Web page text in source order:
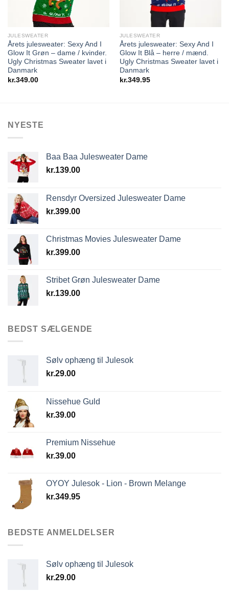
JULESWEATER
Årets julesweater: Sexy And I
Glow It Grøn – dame / kvinder.
Ugly Christmas Sweater lavet i
Danmark
kr.349.00
JULESWEATER
Årets julesweater: Sexy And I
Glow It Blå – herre / mænd.
Ugly Christmas Sweater lavet i
Danmark
kr.349.95
NYESTE
Baa Baa Julesweater Dame
kr.139.00
Rensdyr Oversized Julesweater Dame
kr.399.00
Christmas Movies Julesweater Dame
kr.399.00
Stribet Grøn Julesweater Dame
kr.139.00
BEDST SÆLGENDE
Sølv ophæng til Julesok
kr.29.00
Nissehue Guld
kr.39.00
Premium Nissehue
kr.39.00
OYOY Julesok - Lion - Brown Melange
kr.349.95
BEDSTE ANMELDELSER
Sølv ophæng til Julesok
kr.29.00